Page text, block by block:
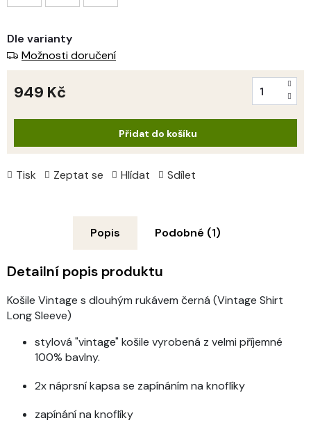
Tisk Zeptat se Hlídat Sdílet
Dle varianty
Možnosti doručení
949 Kč
Přidat do košíku
Popis Podobné (1)
Detailní popis produktu
Košile Vintage s dlouhým rukávem černá (Vintage Shirt
Long Sleeve)
stylová "vintage" košile vyrobená z velmi příjemné
100% bavlny.
2x náprsní kapsa se zapínáním na knoflíky
zapínání na knoflíky